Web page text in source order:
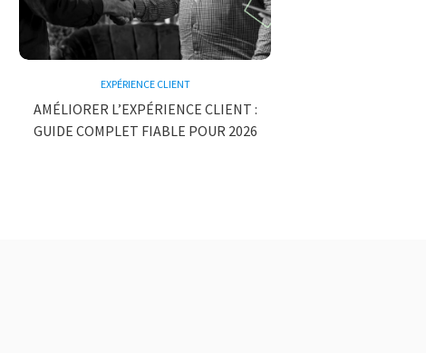
EXPÉRIENCE CLIENT
AMÉLIORER L’EXPÉRIENCE CLIENT :
GUIDE COMPLET FIABLE POUR 2026